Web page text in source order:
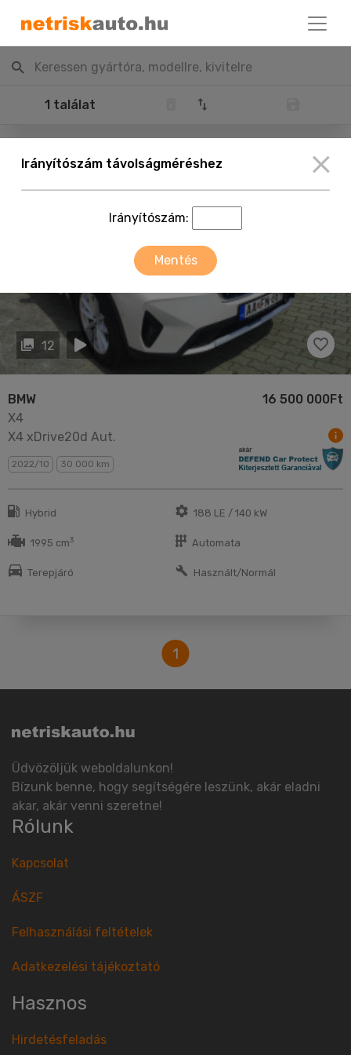
Keressen gyártóra, modellre, kivitelre
1 találat
12
BMW
16 500 000Ft
X4
X4 xDrive20d Aut.
2022/10 30 000 km
Hybrid 188 LE / 140 kW
1995 cm3 Automata
Terepjáró Használt/Normál
1
Üdvözöljük weboldalunkon!
Bízunk benne, hogy segítségére leszünk, akár eladni
akar, akár venni szeretne!
Rólunk
Kapcsolat
ÁSZF
Felhasználási feltételek
Adatkezelési tájékoztató
Hasznos
Hirdetésfeladás
Irányítószám távolságméréshez
Irányítószám:
Mentés